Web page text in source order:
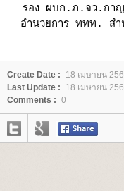
รอง ผบก.ภ.จว.ก
อำนวยการ ททท. ส
Create Date :
18 เมษายน
Last Update :
18 เมษายน
Comments : 0